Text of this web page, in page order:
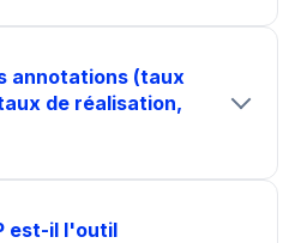
annotations (taux
de réalisation,
est-il l'outil